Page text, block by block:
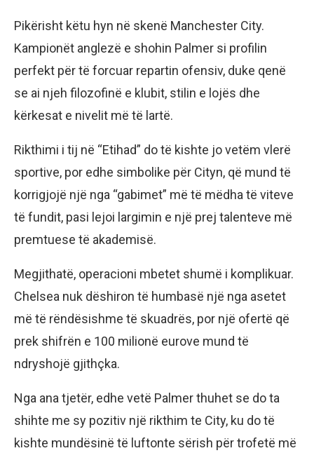
Pikërisht këtu hyn në skenë Manchester City.
Kampionët anglezë e shohin Palmer si profilin
perfekt për të forcuar repartin ofensiv, duke qenë
se ai njeh filozofinë e klubit, stilin e lojës dhe
kërkesat e nivelit më të lartë.
Rikthimi i tij në “Etihad” do të kishte jo vetëm vlerë
sportive, por edhe simbolike për Cityn, që mund të
korrigjojë një nga “gabimet” më të mëdha të viteve
të fundit, pasi lejoi largimin e një prej talenteve më
premtuese të akademisë.
Megjithatë, operacioni mbetet shumë i komplikuar.
Chelsea nuk dëshiron të humbasë një nga asetet
më të rëndësishme të skuadrës, por një ofertë që
prek shifrën e 100 milionë eurove mund të
ndryshojë gjithçka.
Nga ana tjetër, edhe vetë Palmer thuhet se do ta
shihte me sy pozitiv një rikthim te City, ku do të
kishte mundësinë të luftonte sërish për trofetë më